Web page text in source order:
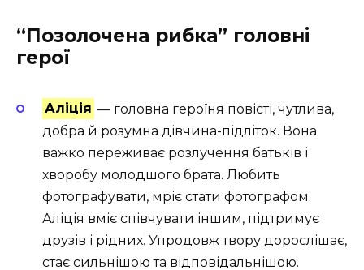
“Позолочена рибка” головні
герої
Аліція — головна героїня повісті, чутлива,
добра й розумна дівчина-підліток. Вона
важко переживає розлучення батьків і
хворобу молодшого брата. Любить
фотографувати, мріє стати фотографом.
Аліція вміє співчувати іншим, підтримує
друзів і рідних. Упродовж твору дорослішає,
стає сильнішою та відповідальнішою.